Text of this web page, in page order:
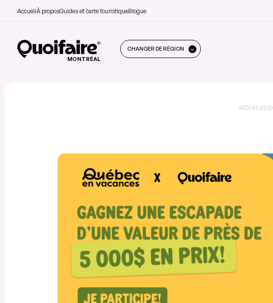
AccueilÀ proposGuides et carte touristiqueBlogue
MONTRÉAL
CHANGER DE RÉGION
ACCUEIL |